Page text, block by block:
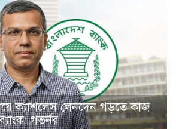
ক্যাশলেস লেনদেন গড়তে কাজ
গভর্নর